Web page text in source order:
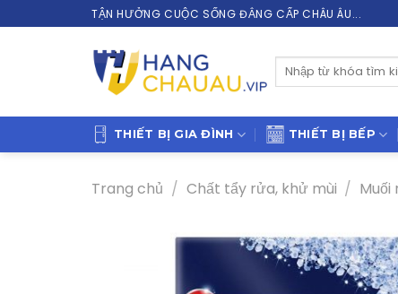
to
TẬN HƯỞNG CUỘC SỐNG ĐẲNG CẤP CHÂU ÂU...
Tìm
THIẾT BỊ GIA ĐÌNH THIẾT BỊ BẾP
Trang chủ / Chất tẩy rửa, khử mùi /